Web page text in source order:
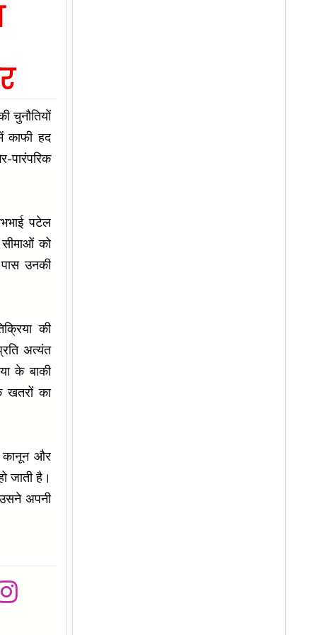
चुनौतियों
काफी हद
पटेल
को
उनकी
की
अत्यंत
के बाकी
खतरों का
कानून और
जाती है।
अपनी